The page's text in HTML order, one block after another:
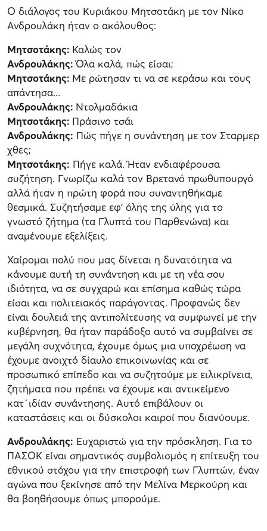
Ο διάλογος του Κυριάκου Μητσοτάκη με τον Νίκο
Ανδρουλάκη ήταν ο ακόλουθος:
Μητσοτάκης: Καλώς τον
Ανδρουλάκης:Όλα καλά, πώς είσαι;
Μητσοτάκης: Με ρώτησαν τι να σε κεράσω και τους
απάντησα...
Ανδρουλάκης: Ντολμαδάκια
Μητσοτάκης: Πράσινο τσάι
Ανδρουλάκης: Πώς πήγε η συνάντηση με τον Σταρμερ
χθες;
Μητσοτάκης: Πήγε καλά. Ήταν ενδιαφέρουσα
συζήτηση. Γνωρίζω καλά τον Βρετανό πρωθυπουργό
αλλά ήταν η πρώτη φορά που συναντηθήκαμε
θεσμικά. Συζητήσαμε εφ' όλης της ύλης για το
γνωστό ζήτημα (τα Γλυπτά του Παρθενώνα) και
αναμένουμε εξελίξεις.
Χαίρομαι πολύ που μας δίνεται η δυνατότητα να
κάνουμε αυτή τη συνάντηση και με τη νέα σου
ιδιότητα, να σε συγχαρώ και επίσημα καθώς τώρα
είσαι και πολιτειακός παράγοντας. Προφανώς δεν
είναι δουλειά της αντιπολίτευσης να συμφωνεί με την
κυβέρνηση, θα ήταν παράδοξο αυτό να συμβαίνει σε
μεγάλη συχνότητα, έχουμε όμως μια υποχρέωση να
έχουμε ανοιχτό δίαυλο επικοινωνίας και σε
προσωπικό επίπεδο και να συζητούμε με ειλικρίνεια,
ζητήματα που πρέπει να έχουμε και αντικείμενο
κατ΄ιδίαν συνάντησης. Αυτό επιβάλουν οι
καταστάσεις και οι δύσκολοι καιροί που διανύουμε.
Ανδρουλάκης: Ευχαριστώ για την πρόσκληση. Για το
ΠΑΣΟΚ είναι σημαντικός συμβολισμός η επίτευξη του
εθνικού στόχου για την επιστροφή των Γλυπτών, έναν
αγώνα που ξεκίνησε από την Μελίνα Μερκούρη και
θα βοηθήσουμε όπως μπορούμε.